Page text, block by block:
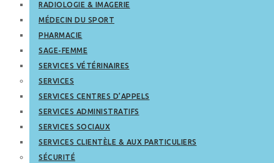
RADIOLOGIE & IMAGERIE
MÉDECIN DU SPORT
PHARMACIE
SAGE-FEMME
SERVICES VÉTÉRINAIRES
SERVICES
SERVICES CENTRES D’APPELS
SERVICES ADMINISTRATIFS
SERVICES SOCIAUX
SERVICES CLIENTÈLE & AUX PARTICULIERS
SÉCURITÉ